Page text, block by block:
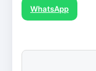
WhatsApp